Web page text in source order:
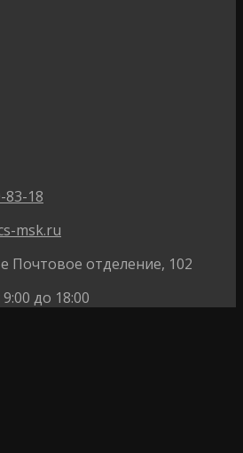
83-18
msk.ru
Почтовое отделение, 102
до 18:00